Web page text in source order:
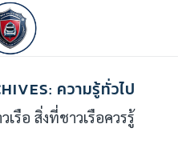
ความรู้ทั่วไป
รือ สิ่งที่ชาวเรือควรรู้